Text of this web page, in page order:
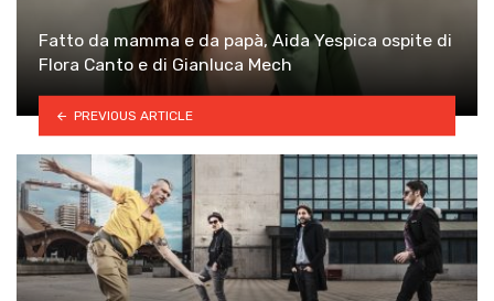
Fatto da mamma e da papà, Aida Yespica ospite di
Flora Canto e di Gianluca Mech
PREVIOUS ARTICLE